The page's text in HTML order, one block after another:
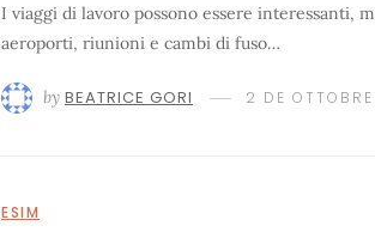
I viaggi di lavoro possono essere interessanti,
aeroporti, riunioni e cambi di fuso…
by BEATRICE GORI 2 DE
ESIM